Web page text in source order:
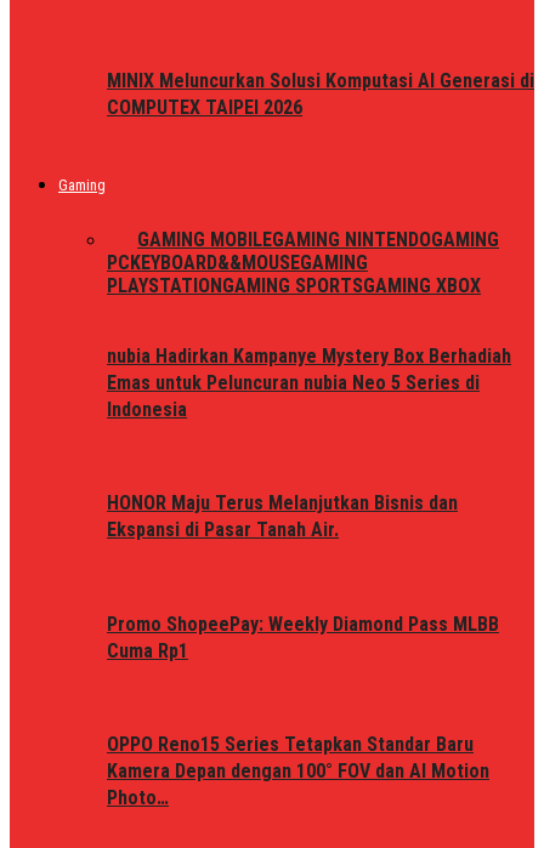
MINIX Meluncurkan Solusi Komputasi AI Generasi di
COMPUTEX TAIPEI 2026
Gaming
GAMING MOBILEGAMING NINTENDOGAMING
PCKEYBOARD&&MOUSEGAMING
PLAYSTATIONGAMING SPORTSGAMING XBOX
nubia Hadirkan Kampanye Mystery Box Berhadiah
Emas untuk Peluncuran nubia Neo 5 Series di
Indonesia
HONOR Maju Terus Melanjutkan Bisnis dan
Ekspansi di Pasar Tanah Air.
Promo ShopeePay: Weekly Diamond Pass MLBB
Cuma Rp1
OPPO Reno15 Series Tetapkan Standar Baru
Kamera Depan dengan 100° FOV dan AI Motion
Photo…